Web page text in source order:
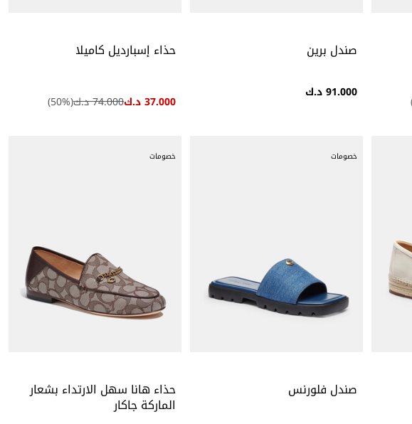
صندل برين
91.000 د.ك
حذاء إسبارديل كاميلا
37.000 د.ك 74.000 د.ك (
50%)
خصومات
صندل فلورنس
خصومات
حذاء هانا سهل الارتداء بشعار
الماركة جاكار